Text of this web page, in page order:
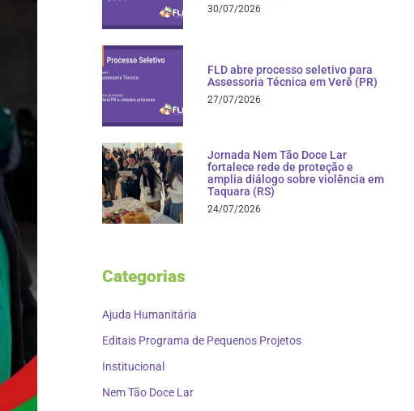
30/07/2026
FLD abre processo seletivo para
Assessoria Técnica em Verê (PR)
27/07/2026
Jornada Nem Tão Doce Lar
fortalece rede de proteção e
amplia diálogo sobre violência em
Taquara (RS)
24/07/2026
Categorias
Ajuda Humanitária
Editais Programa de Pequenos Projetos
Institucional
Nem Tão Doce Lar